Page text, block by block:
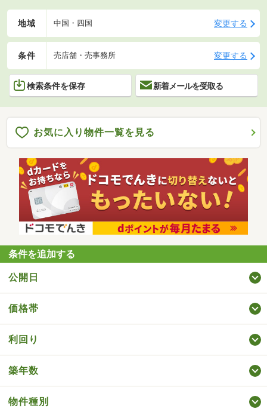
地域 中国・四国 変更する
条件 売店舗・売事務所 変更する
検索条件を保存 新着メールを受取る
お気に入り物件一覧を見る
条件を追加する
公開日
価格帯
利回り
築年数
物件種別